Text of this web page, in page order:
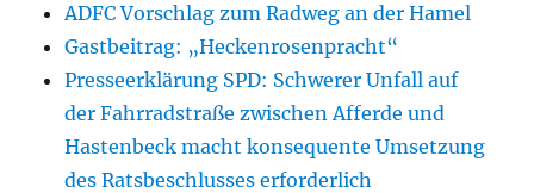
ADFC Vorschlag zum Radweg an der Hamel
Gastbeitrag: „Heckenrosenpracht“
Presseerklärung SPD: Schwerer Unfall auf
der Fahrradstraße zwischen Afferde und
Hastenbeck macht konsequente Umsetzung
des Ratsbeschlusses erforderlich